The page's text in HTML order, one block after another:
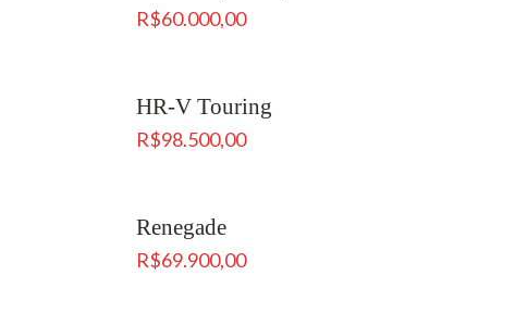
R$60.000,00
HR-V Touring
R$98.500,00
Renegade
R$69.900,00